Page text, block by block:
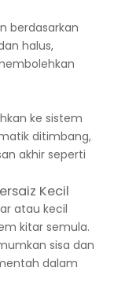
berdasarkan
halus,
ke sistem
ditimbang,
akhir seperti
Kecil
atau kecil
kitar semula.
sisa dan
dalam